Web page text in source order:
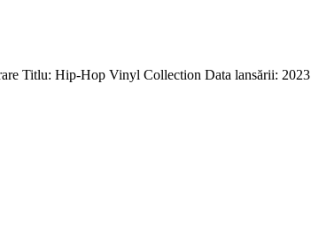
Titlu: Hip-Hop Vinyl Collection Data lansării: 2023